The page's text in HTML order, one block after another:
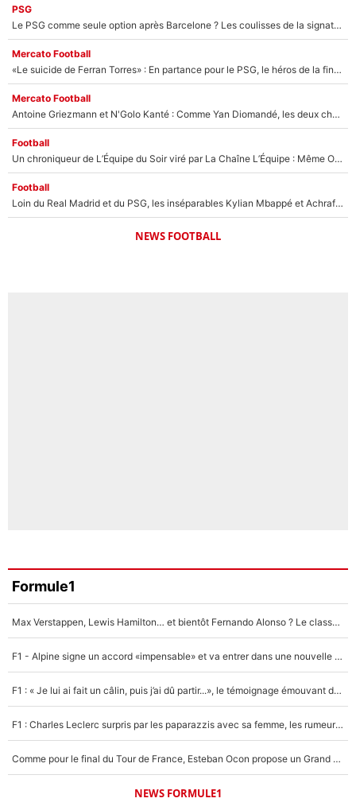
PSG
Le PSG comme seule option après Barcelone ? Les coulisses de la signature historique de Lionel Messi sont révélées au grand jour !
Mercato Football
«Le suicide de Ferran Torres» : En partance pour le PSG, le héros de la finale de la Coupe du monde s'attire les foudres de la presse espagnole !
Mercato Football
Antoine Griezmann et N'Golo Kanté : Comme Yan Diomandé, les deux champions du monde ont refusé de signer au PSG !
Football
Un chroniqueur de L’Équipe du Soir viré par La Chaîne L’Équipe : Même Olivier Ménard n’avait pas pu empêcher son départ, «je l’ai appris sur Twitter, je l’ai vécu assez mal»
Football
Loin du Real Madrid et du PSG, les inséparables Kylian Mbappé et Achraf Hakimi changent d'équipe le temps d'une journée !
NEWS FOOTBALL
Formule1
Max Verstappen, Lewis Hamilton… et bientôt Fernando Alonso ? Le classement des pilotes les mieux payés en Formule 1 risque de changer !
F1 - Alpine signe un accord «impensable» et va entrer dans une nouvelle dimension : Grande nouvelle pour Pierre Gasly !
F1 : « Je lui ai fait un câlin, puis j’ai dû partir...», le témoignage émouvant de Max Verstappen sur sa fille
F1 : Charles Leclerc surpris par les paparazzis avec sa femme, les rumeurs étaient vraies !
Comme pour le final du Tour de France, Esteban Ocon propose un Grand Prix de Formule 1 à Paris : «Autour de l’Arc de Triomphe, ce serait génial» !
NEWS FORMULE1